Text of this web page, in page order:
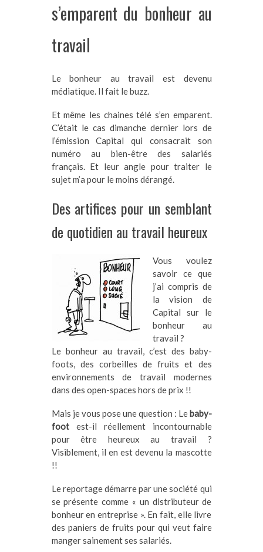
s’emparent du bonheur au
travail
Le bonheur au travail est devenu
médiatique. Il fait le buzz.
Et même les chaines télé s’en emparent.
C’était le cas dimanche dernier lors de
l’émission Capital qui consacrait son
numéro au bien-être des salariés
français. Et leur angle pour traiter le
sujet m’a pour le moins dérangé.
Des artifices pour un semblant
de quotidien au travail heureux
Vous voulez
savoir ce que
j’ai compris de
la vision de
Capital sur le
bonheur au
travail ?
Le bonheur au travail, c’est des baby-
foots, des corbeilles de fruits et des
environnements de travail modernes
dans des open-spaces hors de prix !!
Mais je vous pose une question : Lebaby-
footest-il réellement incontournable
pour être heureux au travail ?
Visiblement, il en est devenu la mascotte
!!
Le reportage démarre par une société qui
se présente comme « un distributeur de
bonheur en entreprise ». En fait, elle livre
des paniers de fruits pour qui veut faire
manger sainement ses salariés.